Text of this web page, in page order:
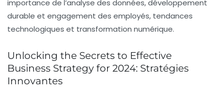
importance de l’analyse des données, développement
durable et engagement des employés, tendances
technologiques et transformation numérique.
Unlocking the Secrets to Effective
Business Strategy for 2024: Stratégies
Innovantes